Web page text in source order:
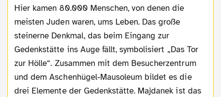
Hier kamen 80.000 Menschen, von denen die
meisten Juden waren, ums Leben. Das große
steinerne Denkmal, das beim Eingang zur
Gedenkstätte ins Auge fällt, symbolisiert „Das Tor
zur Hölle“. Zusammen mit dem Besucherzentrum
und dem Aschenhügel-Mausoleum bildet es die
drei Elemente der Gedenkstätte. Majdanek ist das